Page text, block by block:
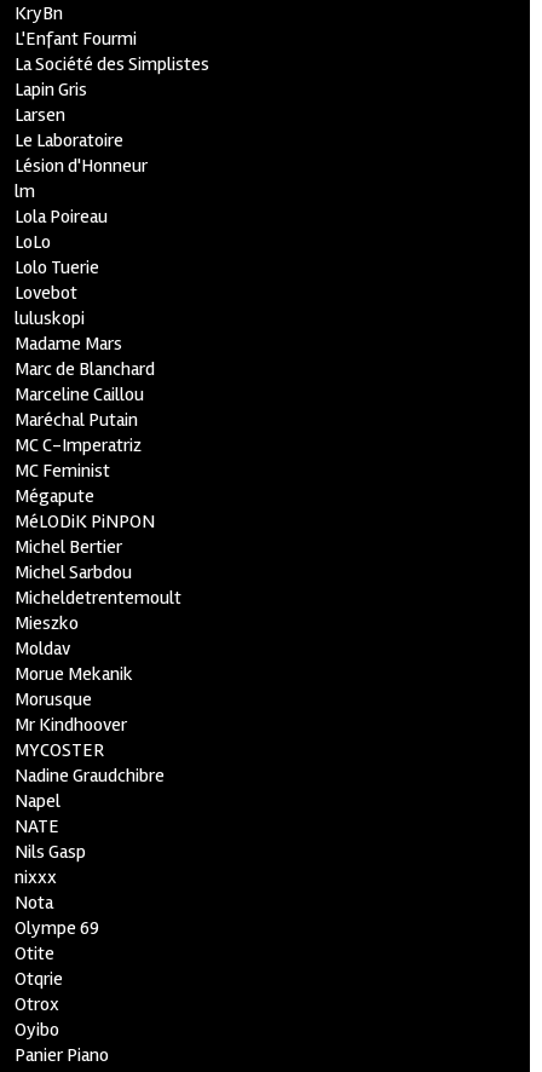
KryBn
L'Enfant Fourmi
La Société des Simplistes
Lapin Gris
Larsen
Le Laboratoire
Lésion d'Honneur
lm
Lola Poireau
LoLo
Lolo Tuerie
Lovebot
luluskopi
Madame Mars
Marc de Blanchard
Marceline Caillou
Maréchal Putain
MC C-Imperatriz
MC Feminist
Mégapute
MéLODiK PiNPON
Michel Bertier
Michel Sarbdou
Micheldetrentemoult
Mieszko
Moldav
Morue Mekanik
Morusque
Mr Kindhoover
MYCOSTER
Nadine Graudchibre
Napel
NATE
Nils Gasp
nixxx
Nota
Olympe 69
Otite
Otqrie
Otrox
Oyibo
Panier Piano